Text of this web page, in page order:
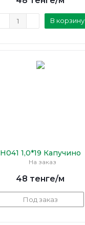
В корзину
H041 1,0*19 Капучино
На заказ
48 тенге/м
Под заказ